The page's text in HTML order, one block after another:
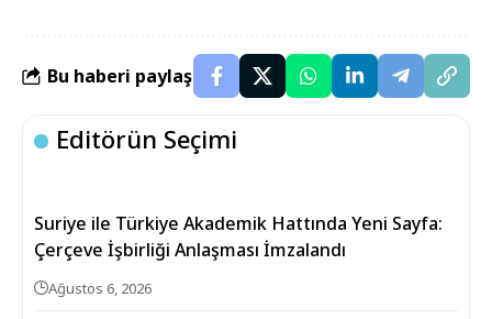
Bu haberi paylaş
Editörün Seçimi
Suriye ile Türkiye Akademik Hattında Yeni Sayfa:
Çerçeve İşbirliği Anlaşması İmzalandı
Ağustos 6, 2026